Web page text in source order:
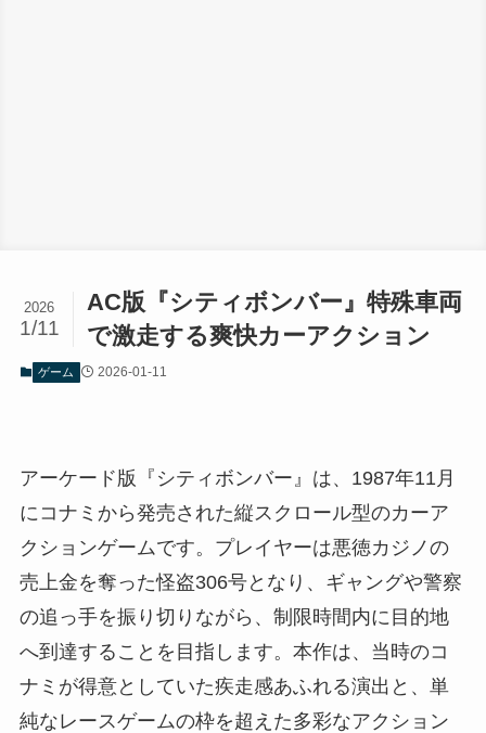
AC版『シティボンバー』特殊車両
で激走する爽快カーアクション
2026
1/11
ゲーム 2026-01-11
アーケード版『シティボンバー』は、1987年11月
にコナミから発売された縦スクロール型のカーア
クションゲームです。プレイヤーは悪徳カジノの
売上金を奪った怪盗306号となり、ギャングや警察
の追っ手を振り切りながら、制限時間内に目的地
へ到達することを目指します。本作は、当時のコ
ナミが得意としていた疾走感あふれる演出と、単
純なレースゲームの枠を超えた多彩なアクション